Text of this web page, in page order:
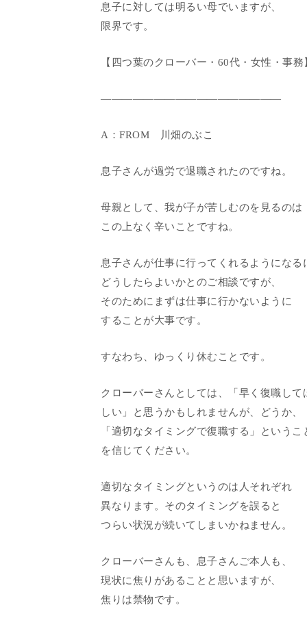
息子に対しては明るい母でいますが、
限界です。
【四つ葉のクローバー・60代・女性・事務
―――――――――――――――――
A：FROM 川畑のぶこ
息子さんが過労で退職されたのですね。
母親として、我が子が苦しむのを見るのは
この上なく辛いことですね。
息子さんが仕事に行ってくれるようになる
どうしたらよいかとのご相談ですが、
そのためにまずは仕事に行かないように
することが大事です。
すなわち、ゆっくり休むことです。
クローバーさんとしては、「早く復職して
しい」と思うかもしれませんが、どうか、
「適切なタイミングで復職する」というこ
を信じてください。
適切なタイミングというのは人それぞれ
異なります。そのタイミングを誤ると
つらい状況が続いてしまいかねません。
クローバーさんも、息子さんご本人も、
現状に焦りがあることと思いますが、
焦りは禁物です。